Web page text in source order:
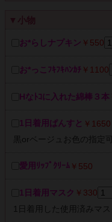
▼小物
お*らしナプキン ￥550
お*っこﾌｷﾌｷﾊﾝｶﾁ ￥1100
Hなﾄｺに入れた綿棒３本
1日着用ぱんすと ￥1650
黒orベージュお色の指定
愛用ﾘｯﾌﾟｸﾘｰﾑ ￥550
1日着用マスク ￥330
1日着用した使用済みマ